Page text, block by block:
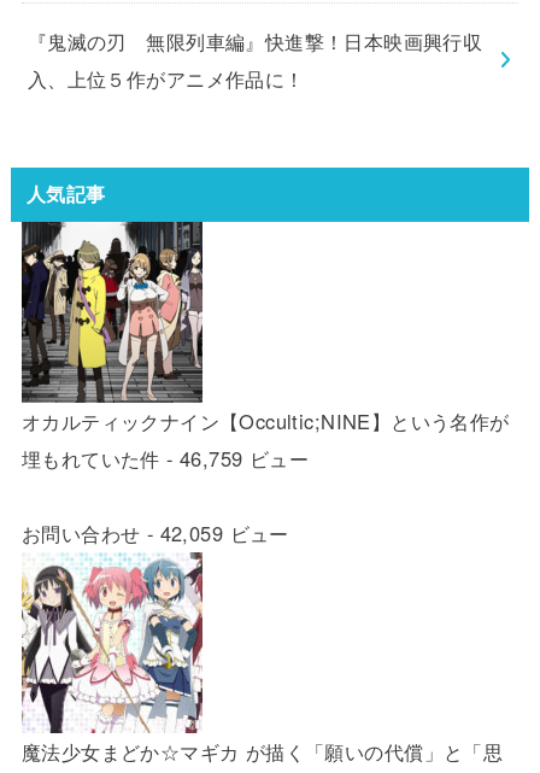
『鬼滅の刃 無限列車編』快進撃！日本映画興行収
入、上位５作がアニメ作品に！
人気記事
オカルティックナイン【Occultic;NINE】という名作が
埋もれていた件 - 46,759 ビュー
お問い合わせ - 42,059 ビュー
魔法少女まどか☆マギカ が描く「願いの代償」と「思